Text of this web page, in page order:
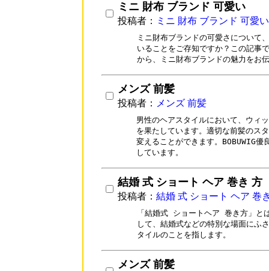
ミニ 財布 ブランド 可愛い
投稿者： ミニ 財布 ブランド 可愛い
ミニ財布ブランドの可愛さについて
いることをご存知ですか？この記事
から、ミニ財布ブランドの魅力をお
メンズ 前髪
投稿者： メンズ 前髪
男性のヘアスタイルにおいて、ウィ
を果たしています。適切な前髪のス
変えることができます。BOBUWIG
しています。
結婚 式 ショート ヘア 巻き 方
投稿者： 結婚 式 ショート ヘア 巻
「結婚式 ショートヘア 巻き方」と
して、結婚式などの特別な場面にふ
タイルのことを指します。
メンズ 前髪